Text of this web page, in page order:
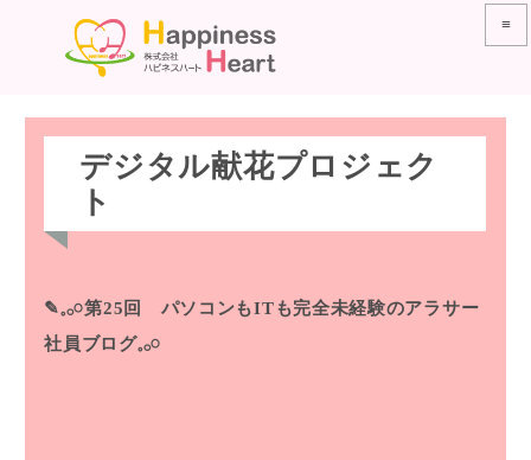
≡
デジタル献花プロジェク
ト
✎𓈒𓂂𓏸第25回 パソコンもITも完全未経験のアラサー
社員ブログ𓈒𓂂𓏸